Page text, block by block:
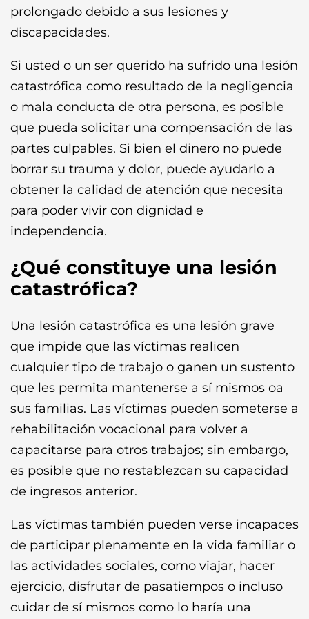
prolongado debido a sus lesiones y
discapacidades.
Si usted o un ser querido ha sufrido una lesión
catastrófica como resultado de la negligencia
o mala conducta de otra persona, es posible
que pueda solicitar una compensación de las
partes culpables. Si bien el dinero no puede
borrar su trauma y dolor, puede ayudarlo a
obtener la calidad de atención que necesita
para poder vivir con dignidad e
independencia.
¿Qué constituye una lesión
catastrófica?
Una lesión catastrófica es una lesión grave
que impide que las víctimas realicen
cualquier tipo de trabajo o ganen un sustento
que les permita mantenerse a sí mismos oa
sus familias. Las víctimas pueden someterse a
rehabilitación vocacional para volver a
capacitarse para otros trabajos; sin embargo,
es posible que no restablezcan su capacidad
de ingresos anterior.
Las víctimas también pueden verse incapaces
de participar plenamente en la vida familiar o
las actividades sociales, como viajar, hacer
ejercicio, disfrutar de pasatiempos o incluso
cuidar de sí mismos como lo haría una